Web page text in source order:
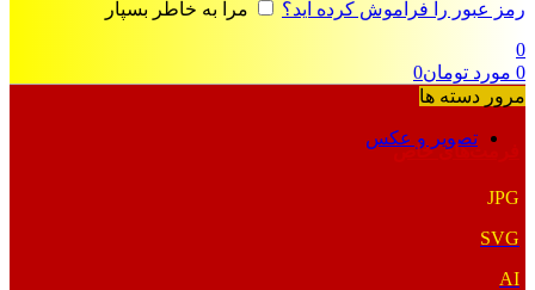
رمز عبور را فراموش کرده اید؟
مرا به خاطر بسپار
0
0 مورد تومان0
مرور دسته ها
تصویر و عکس
فرمت‌های خاص
JPG
SVG
AI